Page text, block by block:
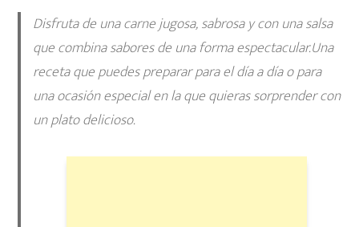
Disfruta de una carne jugosa, sabrosa y con una salsa
que combina sabores de una forma espectacular.Una
receta que puedes prepararpara el día a día o para
una ocasión especialen la que quieras sorprender con
un plato delicioso.